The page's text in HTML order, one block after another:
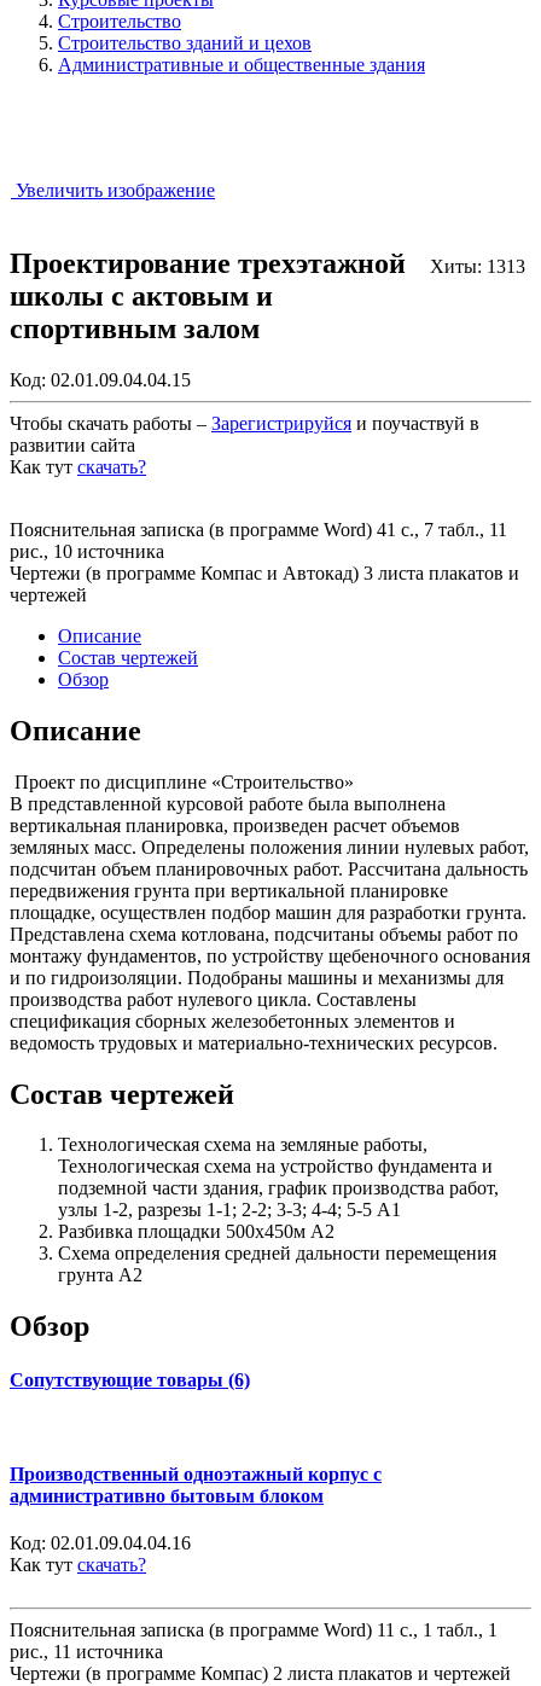
Строительство
Строительство зданий и цехов
Административные и общественные здания
Увеличить изображение
Хиты: 1313
Проектирование трехэтажной
школы с актовым и
спортивным залом
Код: 02.01.09.04.04.15
Чтобы скачать работы – Зарегистрируйся и поучаствуй в
развитии сайта
Как тут скачать?
Пояснительная записка (в программе Word) 41 с., 7 табл., 11
рис., 10 источника
Чертежи (в программе Компас и Автокад) 3 листа плакатов и
чертежей
Описание
Состав чертежей
Обзор
Описание
Проект по дисциплине «Строительство»
В представленной курсовой работе была выполнена
вертикальная планировка, произведен расчет объемов
земляных масс. Определены положения линии нулевых работ,
подсчитан объем планировочных работ. Рассчитана дальность
передвижения грунта при вертикальной планировке
площадке, осуществлен подбор машин для разработки грунта.
Представлена схема котлована, подсчитаны объемы работ по
монтажу фундаментов, по устройству щебеночного основания
и по гидроизоляции. Подобраны машины и механизмы для
производства работ нулевого цикла. Составлены
спецификация сборных железобетонных элементов и
ведомость трудовых и материально-технических ресурсов.
Состав чертежей
Технологическая схема на земляные работы,
Технологическая схема на устройство фундамента и
подземной части здания, график производства работ,
узлы 1-2, разрезы 1-1; 2-2; 3-3; 4-4; 5-5 А1
Разбивка площадки 500х450м А2
Схема определения средней дальности перемещения
грунта А2
Обзор
Сопутствующие товары (6)
Производственный одноэтажный корпус с
административно бытовым блоком
Код: 02.01.09.04.04.16
Как тут скачать?
Пояснительная записка (в программе Word) 11 с., 1 табл., 1
рис., 11 источника
Чертежи (в программе Компас) 2 листа плакатов и чертежей